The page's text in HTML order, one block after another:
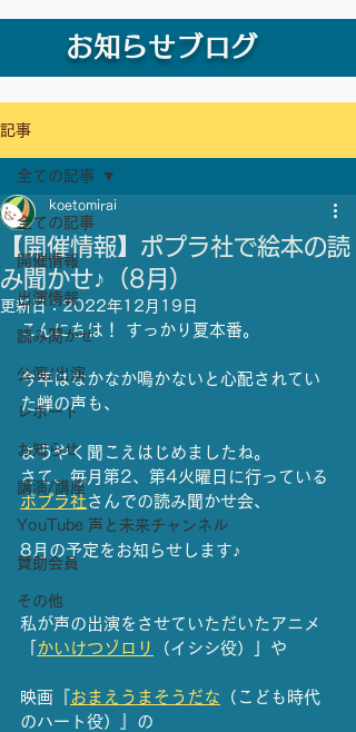
お知らせブログ
記事
全ての記事
開催情報
出演情報
読み聞かせ
公演/出演
レポート
お知らせ
講演/講座
YouTube 声と未来チャンネル
賛助会員
その他
全ての記事
【開催情報】ポプラ社で絵本の読
み聞かせ♪（8月）
koetomirai
更新日：2022年12月19日
こんにちは！ すっかり夏本番。
今年はなかなか鳴かないと心配されてい
た蝉の声も、
ようやく聞こえはじめましたね。
さて、毎月第2、第4火曜日に行っている
ポプラ社 さんでの読み聞かせ会、
8月の予定をお知らせします♪
私が声の出演をさせていただいたアニメ
かいけつゾロリ （イシシ役）」や
映画『 おまえうまそうだな （こども時代
のハート役）』の